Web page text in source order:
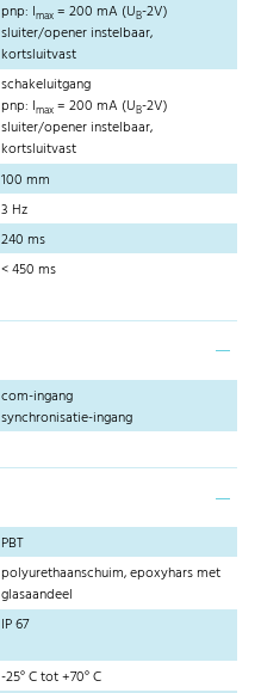
pnp: Imax = 200 mA (UB-2V)
sluiter/opener instelbaar,
kortsluitvast
schakeluitgang
pnp: Imax = 200 mA (UB-2V)
sluiter/opener instelbaar,
kortsluitvast
100 mm
3 Hz
240 ms
< 450 ms
com-ingang
synchronisatie-ingang
PBT
polyurethaanschuim, epoxyhars met
glasaandeel
IP 67
-25° C tot +70° C